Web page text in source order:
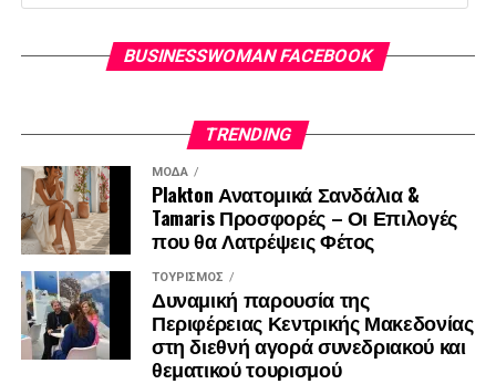
BUSINESSWOMAN FACEBOOK
TRENDING
ΜΌΔΑ
Plakton Ανατομικά Σανδάλια &
Tamaris Προσφορές – Οι Επιλογές
που θα Λατρέψεις Φέτος
ΤΟΥΡΙΣΜΌΣ
Δυναμική παρουσία της
Περιφέρειας Κεντρικής Μακεδονίας
στη διεθνή αγορά συνεδριακού και
θεματικού τουρισμού